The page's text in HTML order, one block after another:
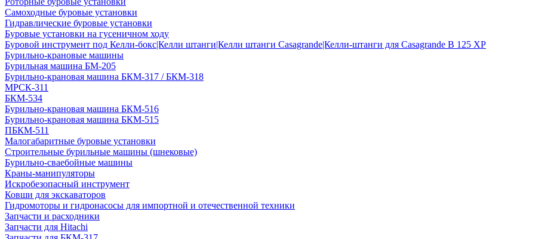
Самоходные буровые установки
Гидравлические буровые установки
Буровые установки на гусеничном ходу
Буровой инструмент под Келли-бокс|Келли штанги|Келли штанги Casagrande|Келли-штанги для Casagrande B 125 XP
Бурильно-крановые машины
Бурильная машина БМ-205
Бурильно-крановая машина БКМ-317 / БКМ-318
МРСК-311
БКМ-534
Бурильно-крановая машина БКМ-516
Бурильно-крановая машина БКМ-515
ПБКМ-511
Малогабаритные буровые установки
Строительные бурильные машины (шнековые)
Бурильно-сваебойные машины
Краны-манипуляторы
Искробезопасный инструмент
Ковши для экскаваторов
Гидромоторы и гидронасосы для импортной и отечественной техники
Запчасти и расходники
Запчасти для Hitachi